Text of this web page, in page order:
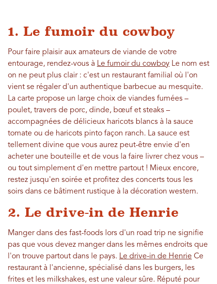
1. Le fumoir du cowboy
Pour faire plaisir aux amateurs de viande de votre
entourage, rendez-vous à Le fumoir du cowboy Le nom est
on ne peut plus clair : c'est un restaurant familial où l'on
vient se régaler d'un authentique barbecue au mesquite.
La carte propose un large choix de viandes fumées –
poulet, travers de porc, dinde, bœuf et steaks –
accompagnées de délicieux haricots blancs à la sauce
tomate ou de haricots pinto façon ranch. La sauce est
tellement divine que vous aurez peut-être envie d'en
acheter une bouteille et de vous la faire livrer chez vous –
ou tout simplement d'en mettre partout ! Mieux encore,
restez jusqu'en soirée et profitez des concerts tous les
soirs dans ce bâtiment rustique à la décoration western.
2. Le drive-in de Henrie
Manger dans des fast-foods lors d'un road trip ne signifie
pas que vous devez manger dans les mêmes endroits que
l'on trouve partout dans le pays. Le drive-in de Henrie Ce
restaurant à l'ancienne, spécialisé dans les burgers, les
frites et les milkshakes, est une valeur sûre. Réputé pour